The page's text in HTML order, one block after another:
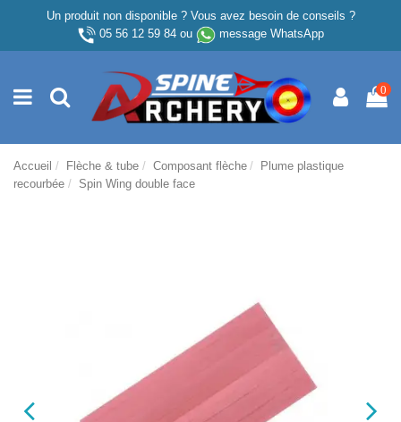
Un produit non disponible ? Vous avez besoin de conseils ?
05 56 12 59 84ou message WhatsApp
0
Accueil Flèche & tube Composant flèche
Plume plastique
recourbée
Spin Wing double face